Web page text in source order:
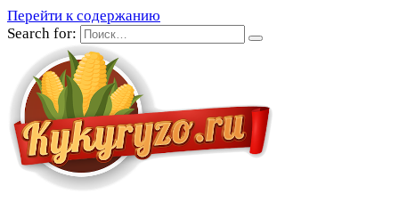
Перейти к содержанию
Search for: